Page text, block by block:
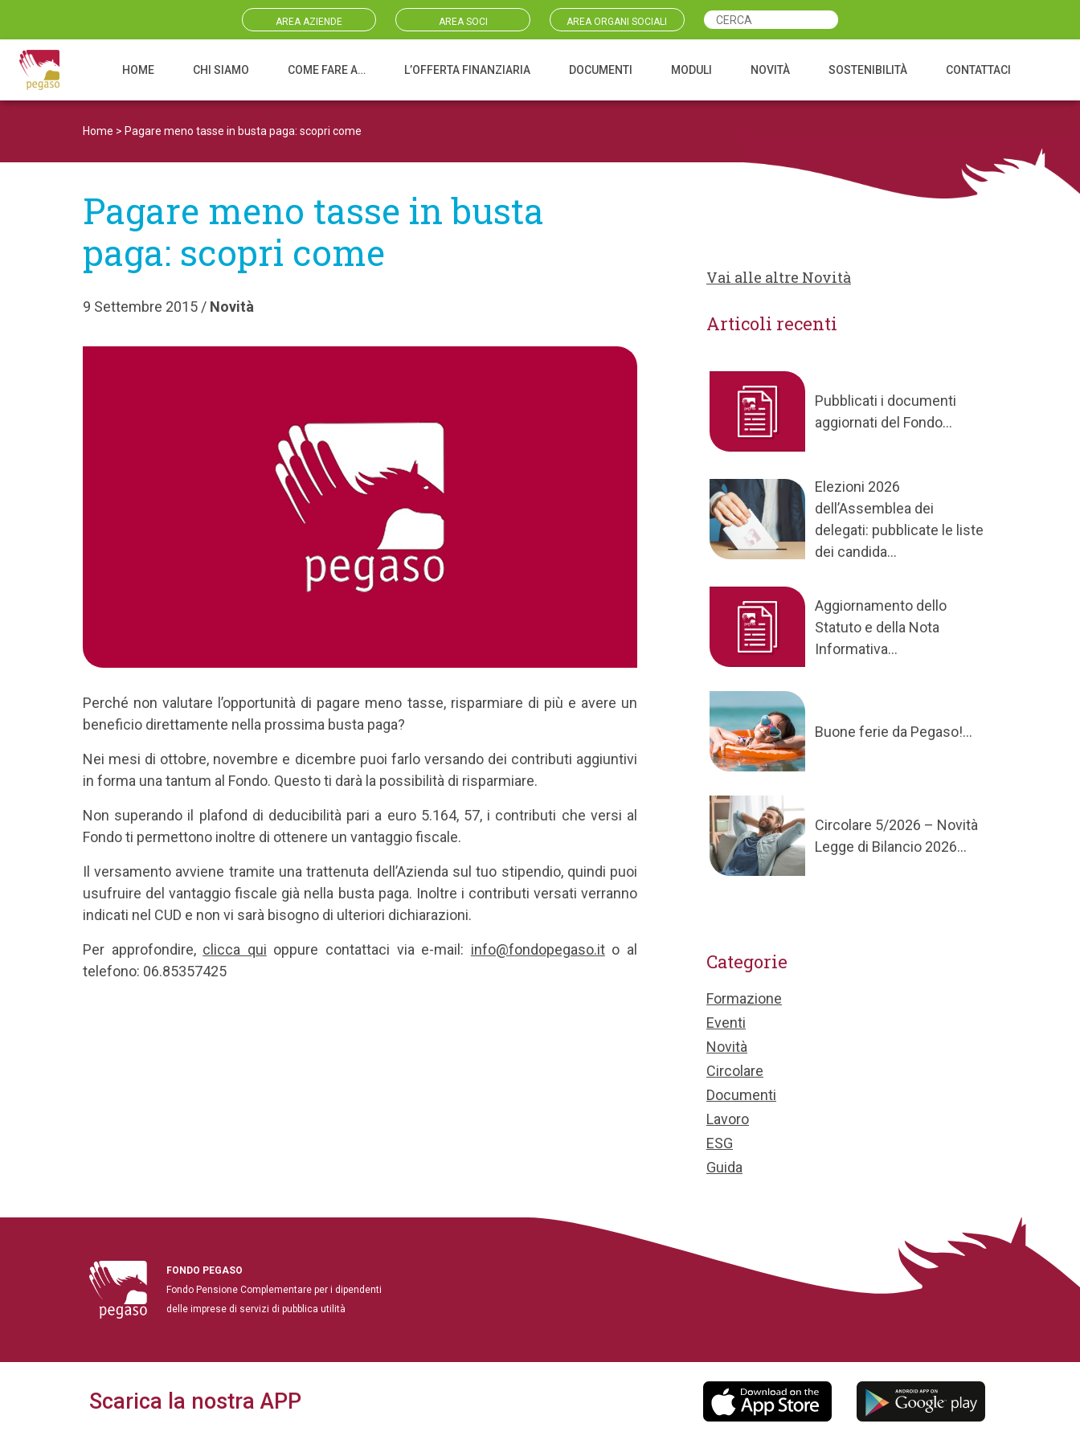
AREA AZIENDE AREA SOCI AREA ORGANI SOCIALI
Navigazione principale
HOME CHI SIAMO COME FARE A… L’OFFERTA FINANZIARIA DOCUMENTI MODULI NOVITÀ SOSTENIBILITÀ CONTATTACI
Home > Pagare meno tasse in busta paga: scopri come
Pagare meno tasse in busta
paga: scopri come
9 Settembre 2015 / Novità
Perché non valutare l’opportunità di pagare meno tasse, risparmiare di più e avere un
beneficio direttamente nella prossima busta paga?
Nei mesi di ottobre, novembre e dicembre puoi farlo versando dei contributi aggiuntivi
in forma una tantum al Fondo. Questo ti darà la possibilità di risparmiare.
Non superando il plafond di deducibilità pari a euro 5.164, 57, i contributi che versi al
Fondo ti permettono inoltre di ottenere un vantaggio fiscale.
Il versamento avviene tramite una trattenuta dell’Azienda sul tuo stipendio, quindi puoi
usufruire del vantaggio fiscale già nella busta paga. Inoltre i contributi versati verranno
indicati nel CUD e non vi sarà bisogno di ulteriori dichiarazioni.
Per approfondire, clicca qui oppure contattaci via e-mail: info@fondopegaso.ito al
telefono: 06.85357425
Vai alle altre Novità
Articoli recenti
Pubblicati i documenti
aggiornati del Fondo...
Elezioni 2026
dell’Assemblea dei
delegati: pubblicate le liste
dei candida...
Aggiornamento dello
Statuto e della Nota
Informativa...
Buone ferie da Pegaso!...
Circolare 5/2026 – Novità
Legge di Bilancio 2026...
Categorie
Formazione
Eventi
Novità
Circolare
Documenti
Lavoro
ESG
Guida
FONDO PEGASO
Fondo Pensione Complementare per i dipendenti
delle imprese di servizi di pubblica utilità
Scarica la nostra APP